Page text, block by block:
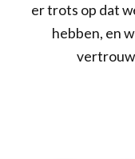
er trots op dat
hebben, en